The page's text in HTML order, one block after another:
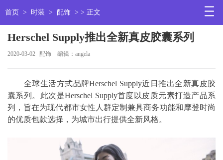
首页 > 时装 > 配饰 > > 正文
Herschel Supply推出全新真皮胶囊系列
2020-03-02 配饰 编辑：angela
全球生活方式品牌Herschel Supply近日推出全新真皮胶
囊系列。此次是Herschel Supply首度以皮质元素打造产品系
列，旨在为现代都市女性人群定制兼具商务功能和摩登时尚
的优质包款选择，为城市出行提供全新风格。